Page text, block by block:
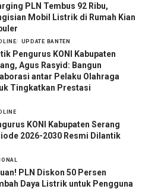
PLN Tembus 92 Ribu,
Mobil Listrik di Rumah Kian
UPDATE BANTEN
Pengurus KONI Kabupaten
Agus Rasyid: Bangun
antar Pelaku Olahraga
Tingkatkan Prestasi
KONI Kabupaten Serang
2026-2030 Resmi Dilantik
PLN Diskon 50 Persen
Daya Listrik untuk Pengguna